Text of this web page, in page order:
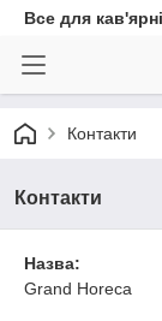
Все для кав'ярні
Контакти
Контакти
Назва:
Grand Horeca